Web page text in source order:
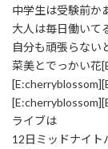
中学生は受験前か
大人は毎日働いて
自分も頑張らない
菜美とでっかい花
ライブは
12日ミッドナイト